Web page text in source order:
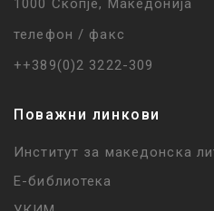
1000 Скопје, Македонија
телефон / факс
++389(0)2 3222-309
Поважни линкови
Институт за македонска
Е-библиотека